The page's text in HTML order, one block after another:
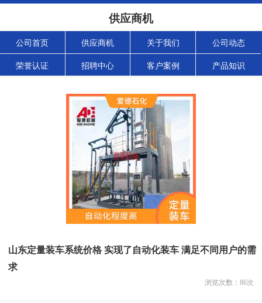
供应商机
公司首页 供应商机 关于我们 公司动态
荣誉认证 招聘中心 客户案例 产品知识
山东定量装车系统价格 实现了自动化装车 满足不同用户的需
求
浏览次数： 86次